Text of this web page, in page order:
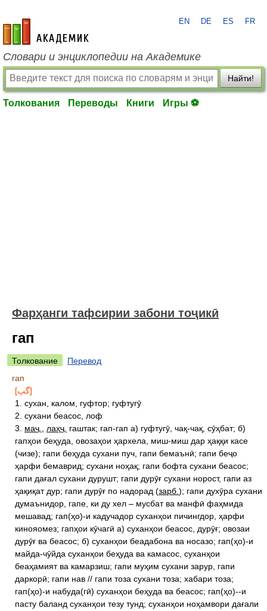
academic.ru
EN DE ES FR
Словари и энциклопедии на Академике
Найти!
Толкования Переводы Книги Игры ⚽
Фарҳанги тафсирии забони тоҷикӣ
гап
Толкование
Перевод
гап
[گپ]
1. сухан, калом, гуфтор; гуфтугӯ
2. сухани беасос, лоф
3. маҷ. лаҳҷ. гаштак; гап-гап а) гуфтугӯ, чақ-чақ, сӯҳбат; б)
гапҳои беҳуда, овозаҳои ҳархела, миш-миш дар ҳаққи касе
(чизе); гапи беҳуда сухани пуч, гапи бемаънӣ; гапи беҷо
ҳарфи бемаврид; сухани ноҳақ; гапи бофта сухани беасос;
гапи дағал сухани дурушт; гапи дурӯғ сухани норост, гапи аз
ҳақиқат дур; гапи дурӯғ по надорад (зарб. ); гапи духӯра сухани
думаънидор, гапе, ки ду хел – мусбат ва манфӣ фаҳмида
мешавад; гап(ҳо)-и кадучадор суханҳои пичингдор, ҳарфи
кинояомез; гапҳои кӯчагӣ а) суханҳои беасос, дурӯғ; овозаи
дурӯғ ва беасос; б) суханҳои беадабона ва носазо; гап(ҳо)-и
майда-чӯйда суханҳои беҳуда ва камасос, суханҳои
беаҳамият ва камарзиш; гапи муҳим сухани зарур, гапи
даркорӣ; гапи нав // гапи тоза сухани тоза; хабари тоза;
гап(ҳо)-и набуда(гӣ) суханҳои беҳуда ва беасос; гап(ҳо)--и
пасту баланд суханҳои тезу тунд; суханҳои ноҳамвори дағали